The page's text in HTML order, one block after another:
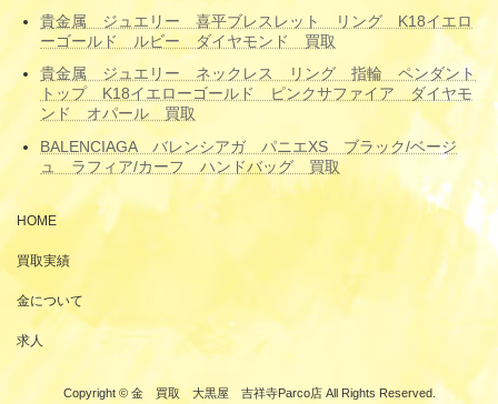
貴金属 ジュエリー 喜平ブレスレット リング K18イエロ
ーゴールド ルビー ダイヤモンド 買取
貴金属 ジュエリー ネックレス リング 指輪 ペンダント
トップ K18イエローゴールド ピンクサファイア ダイヤモ
ンド オパール 買取
BALENCIAGA バレンシアガ パニエXS ブラック/ベージ
ュ ラフィア/カーフ ハンドバッグ 買取
HOME
買取実績
金について
求人
Copyright © 金 買取 大黒屋 吉祥寺Parco店 All Rights Reserved.